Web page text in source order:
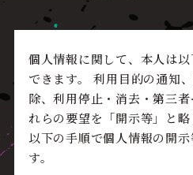
個人情報に関して、本人は
できます。 利用目的の通知
除、利用停止・消去・第三
れらの要望を「開示等」と略
以下の手順で個人情報の開
す。